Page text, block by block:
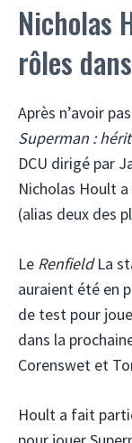
Nicholas
rôles
Après n’avoir
Superman :
DCU dirigé par
Nicholas Hoult
(alias deux des
Le RenfieldLa
auraient été en
de test pour
dans la
Corenswet et
Hoult a fait